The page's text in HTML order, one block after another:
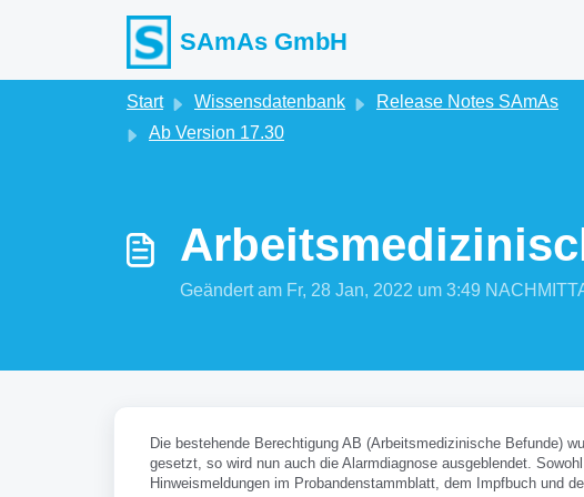
SAmAs GmbH
Start Wissensdatenbank
Release Notes SAmAs
Ab Version 17.30
Geändert am Fr, 28 Jan, 2022 um 3:49
Die bestehende Berechtigung AB (Arbeitsmedizinische Befunde)
gesetzt, so wird nun auch die Alarmdiagnose ausgeblendet.
Hinweismeldungen im Probandenstammblatt, dem Impfbuch und